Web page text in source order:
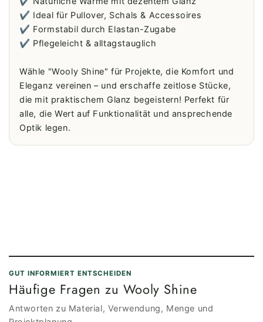
✔️ Ideal für Pullover, Schals & Accessoires
✔️ Formstabil durch Elastan-Zugabe
✔️ Pflegeleicht & alltagstauglich
Wähle "Wooly Shine" für Projekte, die Komfort und
Eleganz vereinen – und erschaffe zeitlose Stücke,
die mit praktischem Glanz begeistern! Perfekt für
alle, die Wert auf Funktionalität und ansprechende
Optik legen.
GUT INFORMIERT ENTSCHEIDEN
Häufige Fragen zu Wooly Shine
Antworten zu Material, Verwendung, Menge und